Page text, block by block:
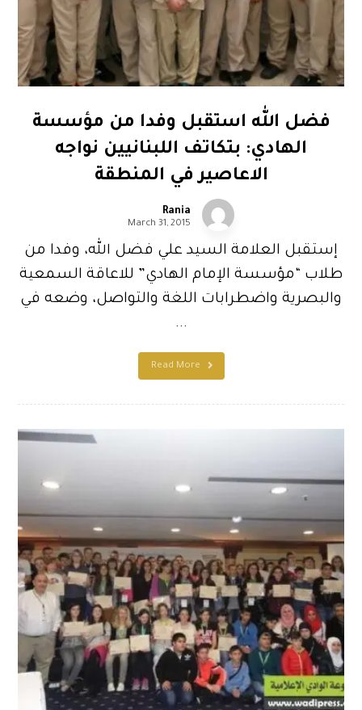
فضل الله استقبل وفدا من مؤسسة
الهادي: بتكاتف اللبنانيين نواجه
الاعاصير في المنطقة
Rania
March 31, 2015
إستقبل العلامة السيد علي فضل الله، وفدا من
طلاب “مؤسسة الإمام الهادي” للاعاقة السمعية
والبصرية واضطرابات اللغة والتواصل، وضعه في
...
Read More